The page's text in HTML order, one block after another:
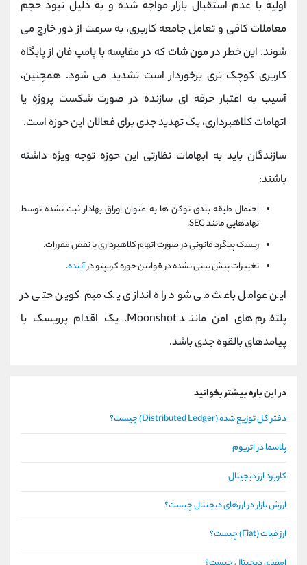
اولیه با عدم استقبال بازار مواجه شده و به دلیل نبود حجم
معاملات کافی و تعامل جامعه کاربری، به سرعت از دور خارج می
‌شوند. این خطر درمون شاتکه در مقایسه با پامپ فان از پایگاه
کاربری کوچک ‌تری برخوردار است تشدید می ‌شود. همچنین،
آسیب به اعتبار حرفه ‌ای سازنده در صورت شکست پروژه یا
اتهامات کلاهبرداری، یک تهدید جدی برای فعالان این حوزه است.
سازندگان باید به ابهامات نظارتی این حوزه توجه ویژه داشته
باشند:
احتمال طبقه ‌بندی توکن ‌ها به عنوان اوراق بهادار ثبت ‌نشده توسط
نهادهایی مانند SEC.
ریسک پیگرد قانونی در صورت اتهام کلاهبرداری یا نقض مقررات.
تغییرات پیش ‌بینی‌ نشده در قوانین حوزه کریپتو درآینده.
این عوامل باعث می ‌شود راه ‌اندازی یک میم‌ کوین حتی در
پلتفرم‌ های امن مانند Moonshot، یک اقدام پرریسک با
پیامدهای بالقوه جدی باشد.
در این باره بیشتر بخوانید
دفتر کل توزیع شده (Distributed Ledger) چیست؟
پلاسما در اتریوم
کاربرد ارز دیجیتال
ارزش بازار در ارزهای دیجیتال چیست؟
ارز فیات (Fiat) چیست؟